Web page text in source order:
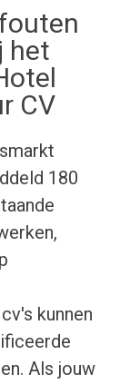
het
CV
180
kunnen
Als jouw